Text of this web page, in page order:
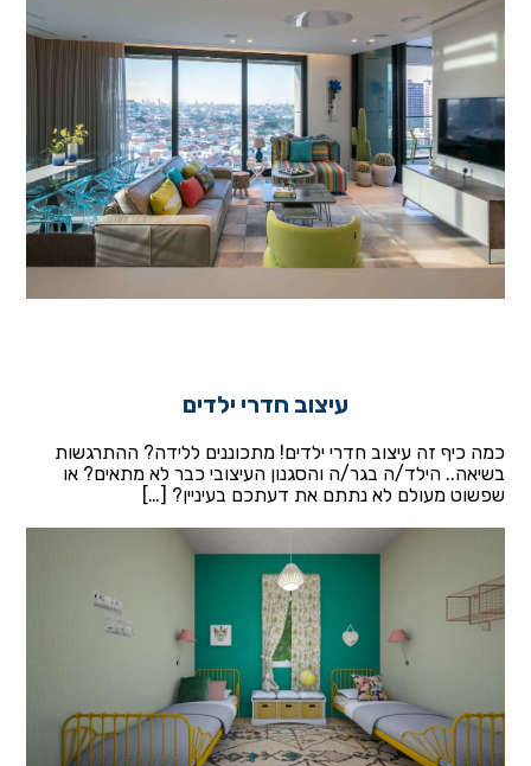
עיצוב חדרי ילדים
כמה כיף זה עיצוב חדרי ילדים! מתכוננים ללידה? ההתרגשות
בשיאה.. הילד/ה בגר/ה והסגנון העיצובי כבר לא מתאים? או
שפשוט מעולם לא נתתם את דעתכם בעיניין? […]